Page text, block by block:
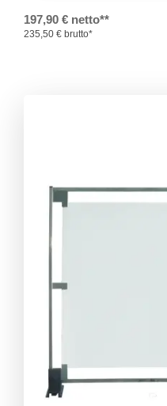
197,90 € netto**
235,50 € brutto*